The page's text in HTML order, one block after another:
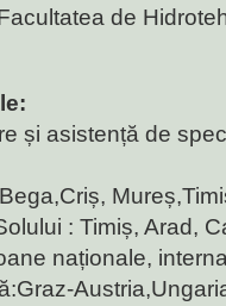
de
și asistență de
: Timiș, Arad,
naționale,